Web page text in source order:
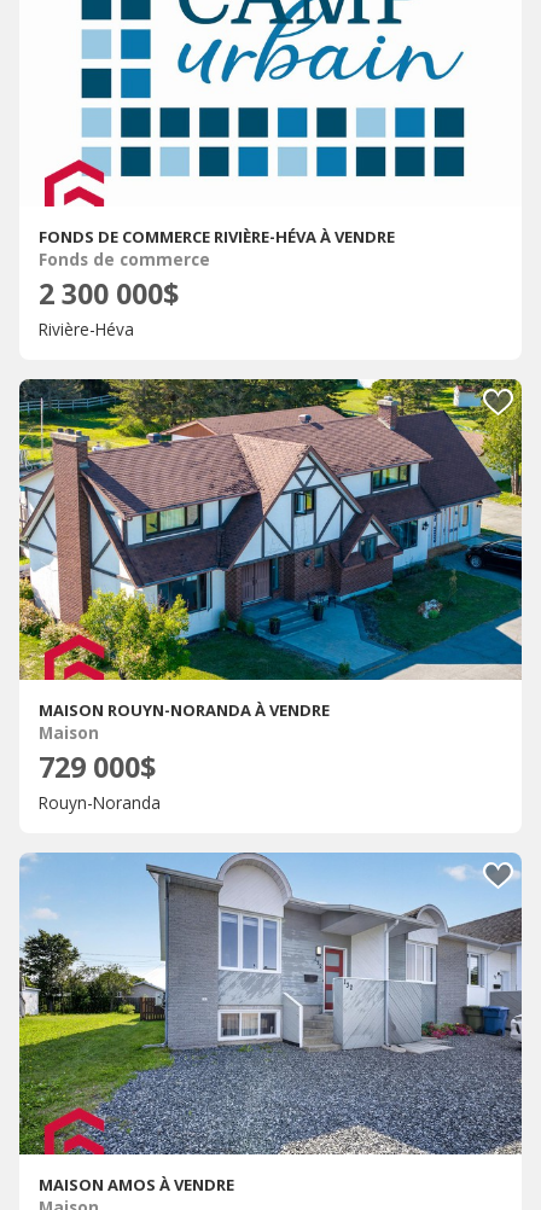
FONDS DE COMMERCE RIVIÈRE-HÉVA À VENDRE
Fonds de commerce
2 300 000$
Rivière-Héva
MAISON ROUYN-NORANDA À VENDRE
Maison
729 000$
Rouyn-Noranda
MAISON AMOS À VENDRE